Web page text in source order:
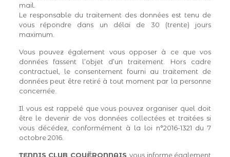
mail.
Le responsable du traitement des données est tenu de
vous répondre dans un délai de 30 (trente) jours
maximum.
Vous pouvez également vous opposer à ce que vos
données fassent l’objet d’un traitement. Hors cadre
contractuel, le consentement fourni au traitement de
données peut être retiré à tout moment par la personne
concernée.
Il vous est rappelé que vous pouvez organiser quel doit
être le devenir de vos données collectées et traitées si
vous décédez, conformément à la loi n°2016-1321 du 7
octobre 2016.
TENNIS CLUB COUËRONNAIS vous informe également